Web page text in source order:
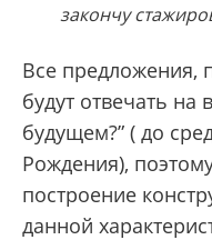
закончу
Все предложения,
будут отвечать на
будущем?” ( до
Рождения),
построение
данной